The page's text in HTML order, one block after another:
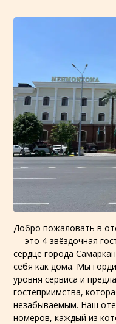
Добро пожаловать в
— это 4-звёздочная
сердце города
себя как дома. Мы
уровня сервиса и
гостеприимства,
незабываемым. Наш
номеров, каждый из